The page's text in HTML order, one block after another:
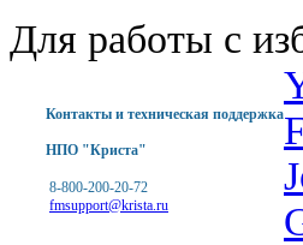
Для работы с
Контакты и техническая поддержка
НПО "Криста"
8-800-200-20-72
fmsupport@krista.ru